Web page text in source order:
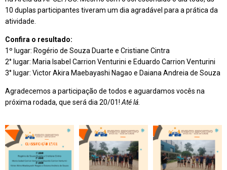
10 duplas participantes tiveram um dia agradável para a prática da
atividade.
Confira o resultado:
1º lugar: Rogério de Souza Duarte e Cristiane Cintra
2° lugar: Maria Isabel Carrion Venturini e Eduardo Carrion Venturini
3° lugar: Victor Akira Maebayashi Nagao e Daiana Andreia de Souza
Agradecemos a participação de todos e aguardamos vocês na
próxima rodada, que será dia 20/01!Até lá.